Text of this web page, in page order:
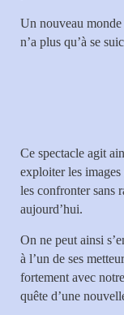
Un nouveau
n’a plus qu’à se
Ce spectacle agit
exploiter les
les confronter sans
aujourd’hui.
On ne peut ainsi
à l’un de ses
fortement avec
quête d’une